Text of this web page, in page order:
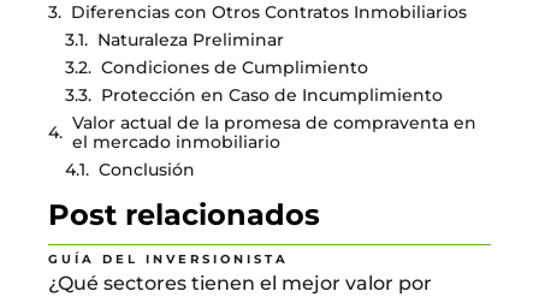
Diferencias con Otros Contratos Inmobiliarios
Naturaleza Preliminar
Condiciones de Cumplimiento
Protección en Caso de Incumplimiento
Valor actual de la promesa de compraventa en
el mercado inmobiliario
Conclusión
Post relacionados
GUÍA DEL INVERSIONISTA
¿Qué sectores tienen el mejor valor por